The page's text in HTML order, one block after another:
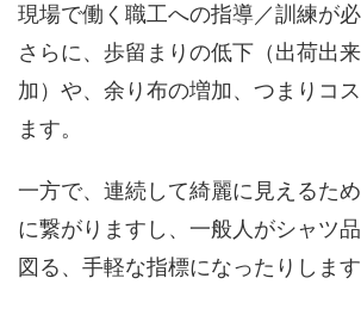
現場で働く職工への指導／訓練が必
さらに、歩留まりの低下（出荷出
加）や、余り布の増加、つまりコ
ます。
一方で、連続して綺麗に見えるた
に繋がりますし、一般人がシャツ
図る、手軽な指標になったりします